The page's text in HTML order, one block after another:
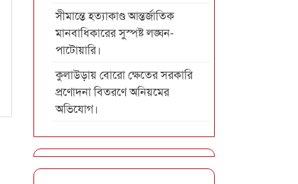
সীমান্তে হত্যাকাণ্ড আন্তর্জাতিক
মানবাধিকারের সুস্পষ্ট লঙ্ঘন-
পাটোয়ারি।
কুলাউড়ায় বোরো ক্ষেতের সরকারি
প্রণোদনা বিতরণে অনিয়মের
অভিযোগ।